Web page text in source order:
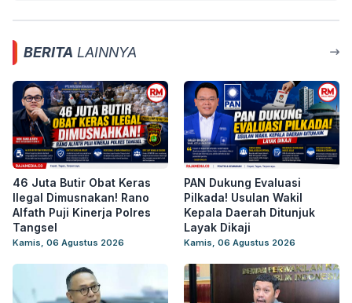
BERITA LAINNYA
46 Juta Butir Obat Keras
Ilegal Dimusnakan! Rano
Alfath Puji Kinerja Polres
Tangsel
Kamis, 06 Agustus 2026
PAN Dukung Evaluasi
Pilkada! Usulan Wakil
Kepala Daerah Ditunjuk
Layak Dikaji
Kamis, 06 Agustus 2026